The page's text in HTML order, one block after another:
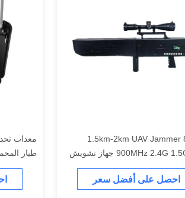
1.5km-2km UAV Jammer 8 Band
900MHz 2.4G 1.5G 5.8G جهاز تشويش
الطائرات بدون طيار
احصل على أفضل سعر
معدات
طيار
طيار،